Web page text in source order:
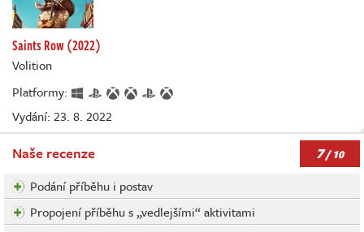
Saints Row (2022)
Volition
Platformy:
Vydání: 23. 8. 2022
Naše recenze 7/ 10
Podání příběhu i postav
Propojení příběhu s „vedlejšími“ aktivitami